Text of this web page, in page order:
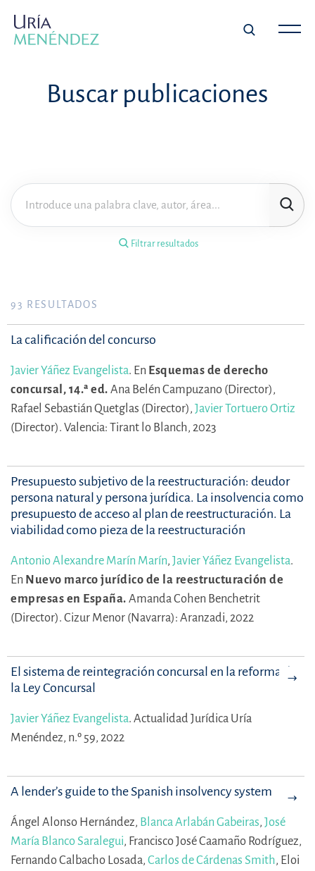
Buscar publicaciones
Filtrar resultados
Filtrar resultados ×
Área de práctica
93 RESULTADOS
La calificación del concurso
Javier Yáñez Evangelista. En Esquemas de derecho
concursal, 14.ª ed. Ana Belén Campuzano (Director),
Rafael Sebastián Quetglas (Director), Javier Tortuero Ortiz
(Director). Valencia: Tirant lo Blanch, 2023
Presupuesto subjetivo de la reestructuración: deudor
persona natural y persona jurídica. La insolvencia como
presupuesto de acceso al plan de reestructuración. La
viabilidad como pieza de la reestructuración
Antonio Alexandre Marín Marín, Javier Yáñez Evangelista.
En Nuevo marco jurídico de la reestructuración de
empresas en España. Amanda Cohen Benchetrit
(Director). Cizur Menor (Navarra): Aranzadi, 2022
El sistema de reintegración concursal en la reforma de
la Ley Concursal
Javier Yáñez Evangelista. Actualidad Jurídica Uría
Menéndez, n.º 59, 2022
A lender’s guide to the Spanish insolvency system
Ángel Alonso Hernández, Blanca Arlabán Gabeiras, José
María Blanco Saralegui, Francisco José Caamaño Rodríguez,
Fernando Calbacho Losada, Carlos de Cárdenas Smith, Eloi